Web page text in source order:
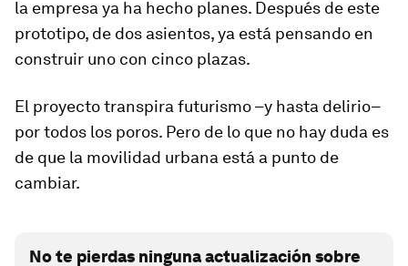
la empresa ya ha hecho planes. Después de este
prototipo, de dos asientos, ya está pensando en
construir uno con cinco plazas.
El proyecto transpira futurismo –y hasta delirio–
por todos los poros. Pero de lo que no hay duda es
de que la movilidad urbana está a punto de
cambiar.
No te pierdas ninguna actualización sobre